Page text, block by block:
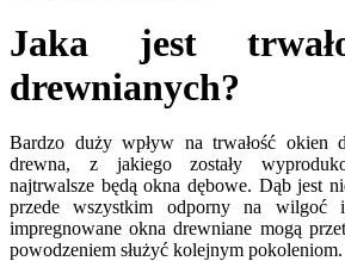
Jaka jest
drewnianych?
Bardzo duży wpływ na trwałość okien
drewna, z jakiego zostały
najtrwalsze będą okna dębowe. Dąb jest
przede wszystkim odporny na wilgoć i
impregnowane okna drewniane mogą
powodzeniem służyć kolejnym pokoleniom.